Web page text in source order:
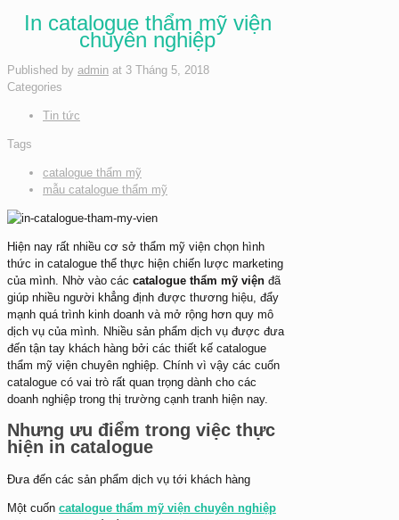
In catalogue thẩm mỹ viện
chuyên nghiệp
Published by admin at 3 Tháng 5, 2018
Categories
Tin tức
Tags
catalogue thẩm mỹ
mẫu catalogue thẩm mỹ
Hiện nay rất nhiều cơ sở thẩm mỹ viện chọn hình
thức in catalogue thể thực hiện chiến lược marketing
của mình. Nhờ vào các catalogue thẩm mỹ viện đã
giúp nhiều người khẳng định được thương hiệu, đẩy
mạnh quá trình kinh doanh và mở rộng hơn quy mô
dịch vụ của mình. Nhiều sản phẩm dịch vụ được đưa
đến tận tay khách hàng bởi các thiết kế catalogue
thẩm mỹ viện chuyên nghiệp. Chính vì vậy các cuốn
catalogue có vai trò rất quan trọng dành cho các
doanh nghiệp trong thị trường cạnh tranh hiện nay.
Nhưng ưu điểm trong việc thực
hiện in catalogue
Đưa đến các sản phẩm dịch vụ tới khách hàng
Một cuốn catalogue thẩm mỹ viện chuyên nghiệp